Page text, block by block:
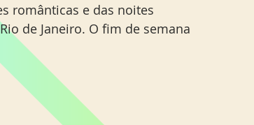
românticas e das noites
de Janeiro. O fim de semana